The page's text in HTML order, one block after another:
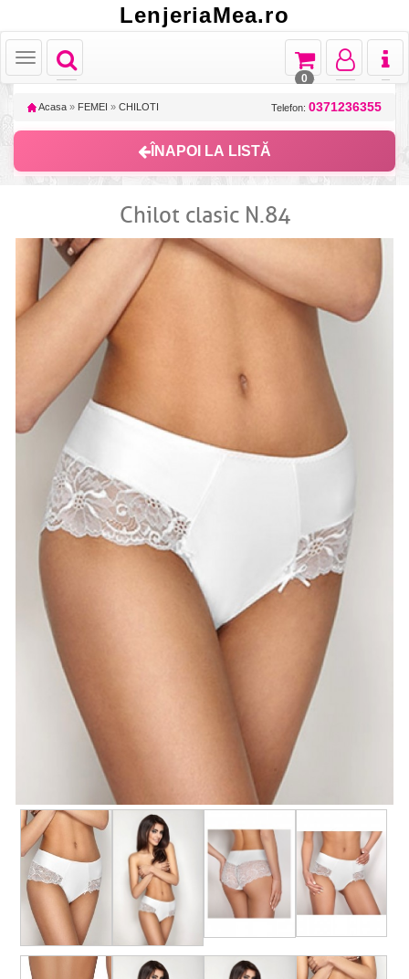
LenjeriaMea.ro
Toggle
navigation
Toggle
Toggle
navigation
Toggle
navigation
Toggle
navigation
0
Acasa » FEMEI » CHILOTI Telefon: 0371236355
ÎNAPOI LA LISTĂ
Chilot clasic N.84